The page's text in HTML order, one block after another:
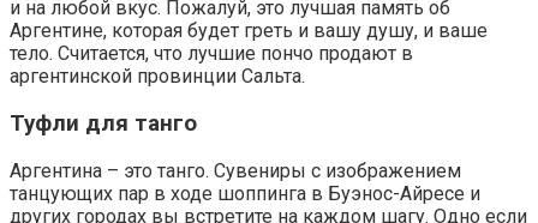
и на любой вкус. Пожалуй, это лучшая память об
Аргентине, которая будет греть и вашу душу, и ваше
тело. Считается, что лучшие пончо продают в
аргентинской провинции Сальта.
Туфли для танго
Аргентина – это танго. Сувениры с изображением
танцующих пар в ходе шоппинга в Буэнос-Айресе и
других городах вы встретите на каждом шагу. Одно если